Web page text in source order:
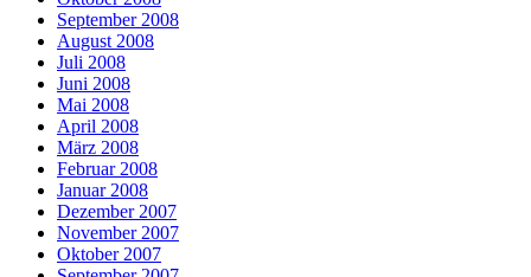
September 2008
August 2008
Juli 2008
Juni 2008
Mai 2008
April 2008
März 2008
Februar 2008
Januar 2008
Dezember 2007
November 2007
Oktober 2007